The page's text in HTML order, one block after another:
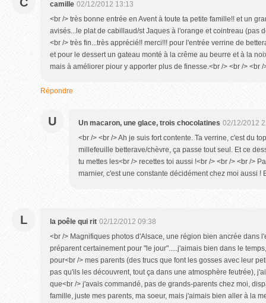
camille 02/12/2012 13:13
<br /> très bonne entrée en Avent à toute ta petite famille!! et un
avisés...le plat de cabillaud/st Jaques à l'orange et cointreau (pas
<br /> très fin...très apprécié!! merci!!! pour l'entrée verrine de
et pour le dessert un gateau monté à la crême au beurre et à la
mais à améliorer piour y apporter plus de finesse.<br /> <br /> <br
Répondre
U Un macaron, une glace, trois chocolatines 02/12/2012
<br /> <br /> Ah je suis fort contente. Ta verrine, c'est du
millefeuille betterave/chèvre, ça passe tout seul. Et ce
tu mettes les<br /> recettes toi aussi !<br /> <br /> <br />
marnier, c'est une constante décidément chez moi aussi !
L la poêle qui rit 02/12/2012 09:38
<br /> Magnifiques photos d'Alsace, une région bien ancrée dans
préparent certainement pour "le jour".....j'aimais bien dans le
pour<br /> mes parents (des trucs que font les gosses avec leur
pas qu'ils les découvrent, tout ça dans une atmosphère feutrée),
que<br /> j'avais commandé, pas de grands-parents chez moi,
famille, juste mes parents, ma soeur, mais j'aimais bien aller à la